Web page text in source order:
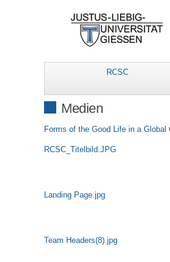
RCSC
Medien
Forms of the Good Life in a
RCSC_Titelbild.JPG
Landing Page.jpg
Team Headers(8).jpg